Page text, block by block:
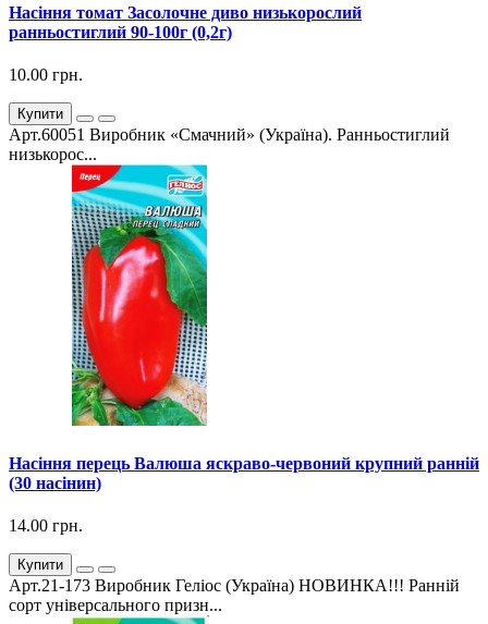
Насіння томат Засолочне диво низькорослий
ранньостиглий 90-100г (0,2г)
10.00 грн.
Купити
Арт.60051 Виробник «Смачний» (Україна). Ранньостиглий
низькорос...
Насіння перець Валюша яскраво-червоний крупний ранній
(30 насінин)
14.00 грн.
Купити
Арт.21-173 Виробник Геліос (Україна) НОВИНКА!!! Ранній
сорт універсального призн...